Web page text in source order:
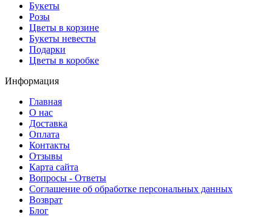
Букеты
Розы
Цветы в корзине
Букеты невесты
Подарки
Цветы в коробке
Информация
Главная
О нас
Доставка
Оплата
Контакты
Отзывы
Карта сайта
Вопросы - Ответы
Соглашение об обработке персональных данных
Возврат
Блог